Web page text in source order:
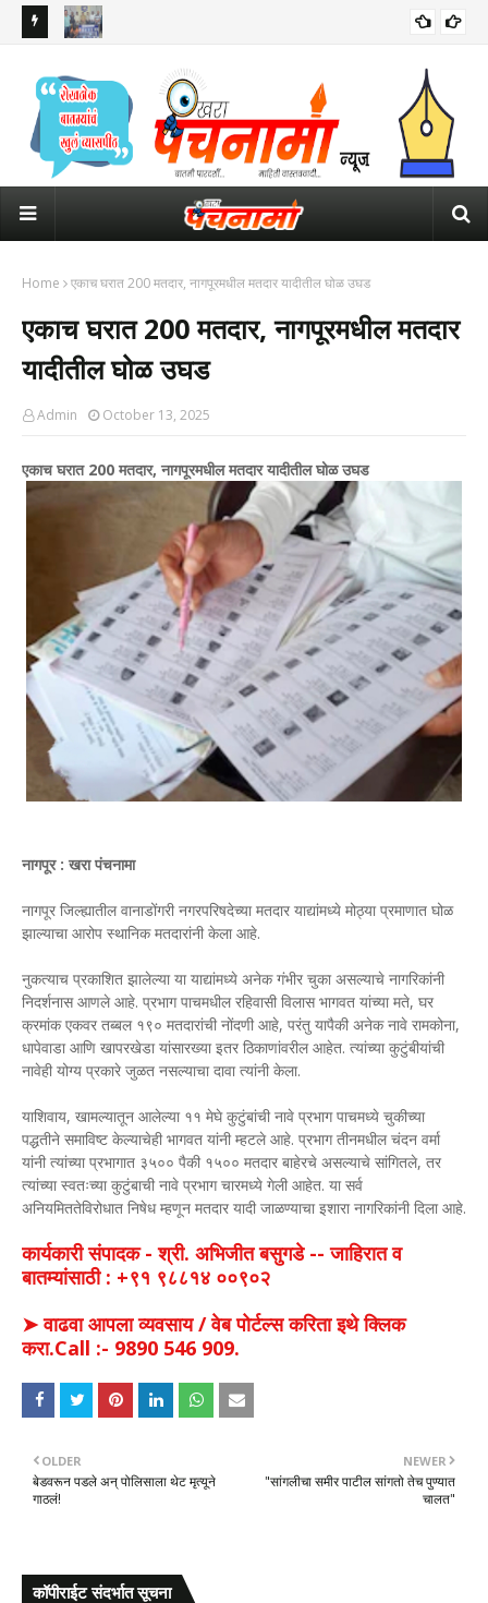
मुद्देमाल जप्त
Home एकाच घरात 200 मतदार, नागपूरमधील मतदार यादीतील घोळ उघड
एकाच घरात 200 मतदार, नागपूरमधील मतदार
यादीतील घोळ उघड
Admin October 13, 2025
एकाच घरात 200 मतदार, नागपूरमधील मतदार यादीतील घोळ उघड
नागपूर : खरा पंचनामा
नागपूर जिल्ह्यातील वानाडोंगरी नगरपरिषदेच्या मतदार याद्यांमध्ये मोठ्या प्रमाणात घोळ
झाल्याचा आरोप स्थानिक मतदारांनी केला आहे.
नुकत्याच प्रकाशित झालेल्या या याद्यांमध्ये अनेक गंभीर चुका असल्याचे नागरिकांनी
निदर्शनास आणले आहे. प्रभाग पाचमधील रहिवासी विलास भागवत यांच्या मते, घर
क्रमांक एकवर तब्बल १९० मतदारांची नोंदणी आहे, परंतु यापैकी अनेक नावे रामकोना,
धापेवाडा आणि खापरखेडा यांसारख्या इतर ठिकाणांवरील आहेत. त्यांच्या कुटुंबीयांची
नावेही योग्य प्रकारे जुळत नसल्याचा दावा त्यांनी केला.
याशिवाय, खामल्यातून आलेल्या ११ मेघे कुटुंबांची नावे प्रभाग पाचमध्ये चुकीच्या
पद्धतीने समाविष्ट केल्याचेही भागवत यांनी म्हटले आहे. प्रभाग तीनमधील चंदन वर्मा
यांनी त्यांच्या प्रभागात ३५०० पैकी १५०० मतदार बाहेरचे असल्याचे सांगितले, तर
त्यांच्या स्वतःच्या कुटुंबाची नावे प्रभाग चारमध्ये गेली आहेत. या सर्व
अनियमिततेविरोधात निषेध म्हणून मतदार यादी जाळण्याचा इशारा नागरिकांनी दिला आहे.
कार्यकारी संपादक - श्री. अभिजीत बसुगडे -- जाहिरात व
बातम्यांसाठी : +९१ ९८८१४ ००९०२
➤ वाढवा आपला व्यवसाय / वेब पोर्टल्स करिता इथे क्लिक
करा.Call :- 9890 546 909.
NEWER
"सांगलीचा समीर पाटील सांगतो तेच पुण्यात
चालत"
OLDER
बेडवरून पडले अन् पोलिसाला थेट मृत्यूने
गाठलं!
कॉपीराईट संदर्भात सूचना